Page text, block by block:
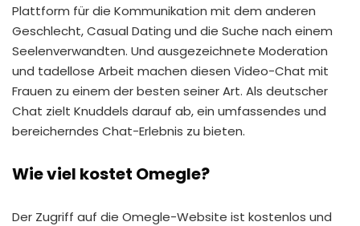
Plattform für die Kommunikation mit dem anderen
Geschlecht, Casual Dating und die Suche nach einem
Seelenverwandten. Und ausgezeichnete Moderation
und tadellose Arbeit machen diesen Video-Chat mit
Frauen zu einem der besten seiner Art. Als deutscher
Chat zielt Knuddels darauf ab, ein umfassendes und
bereicherndes Chat-Erlebnis zu bieten.
Wie viel kostet Omegle?
Der Zugriff auf die Omegle-Website ist kostenlos und